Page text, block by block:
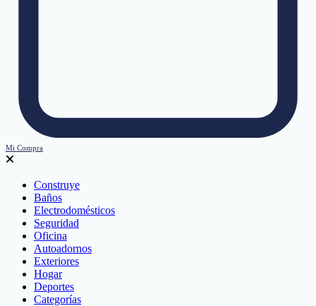
Mi Compra
Construye
Baños
Electrodomésticos
Seguridad
Oficina
Autoadornos
Exteriores
Hogar
Deportes
Categorías